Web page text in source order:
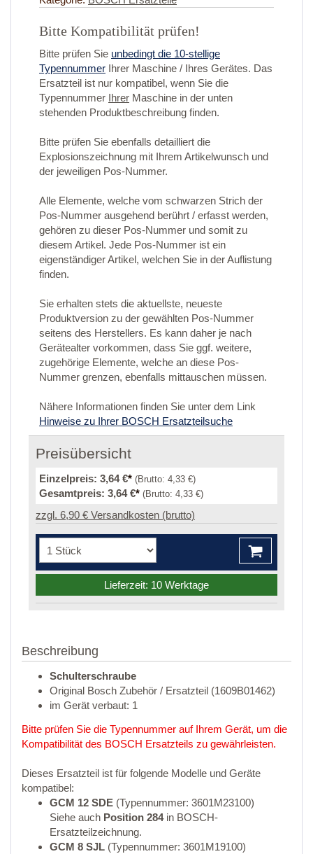
Bitte Kompatibilität prüfen!
Bitte prüfen Sie unbedingt die 10-stellige
Typennummer Ihrer Maschine / Ihres Gerätes. Das
Ersatzteil ist nur kompatibel, wenn Sie die
Typennummer Ihrer Maschine in der unten
stehenden Produktbeschreibung finden.
Bitte prüfen Sie ebenfalls detailliert die
Explosionszeichnung mit Ihrem Artikelwunsch und
der jeweiligen Pos-Nummer.
Alle Elemente, welche vom schwarzen Strich der
Pos-Nummer ausgehend berührt / erfasst werden,
gehören zu dieser Pos-Nummer und somit zu
diesem Artikel. Jede Pos-Nummer ist ein
eigenständiger Artikel, welchen Sie in der Auflistung
finden.
Sie erhalten stets die aktuellste, neueste
Produktversion zu der gewählten Pos-Nummer
seitens des Herstellers. Es kann daher je nach
Gerätealter vorkommen, dass Sie ggf. weitere,
zugehörige Elemente, welche an diese Pos-
Nummer grenzen, ebenfalls mittauschen müssen.
Nähere Informationen finden Sie unter dem Link
Hinweise zu Ihrer BOSCH Ersatzteilsuche
Preisübersicht
Einzelpreis: 3,64 €* (Brutto: 4,33 €)
Gesamtpreis: 3,64 €* (Brutto: 4,33 €)
zzgl. 6,90 € Versandkosten (brutto)
Lieferzeit: 10 Werktage
Beschreibung
Schulterschraube
Original Bosch Zubehör / Ersatzteil (1609B01462)
im Gerät verbaut: 1
Bitte prüfen Sie die Typennummer auf Ihrem Gerät, um die
Kompatibilität des BOSCH Ersatzteils zu gewährleisten.
Dieses Ersatzteil ist für folgende Modelle und Geräte
kompatibel:
GCM 12 SDE (Typennummer: 3601M23100)
Siehe auch Position 284in BOSCH-
Ersatzteilzeichnung.
GCM 8 SJL (Typennummer: 3601M19100)